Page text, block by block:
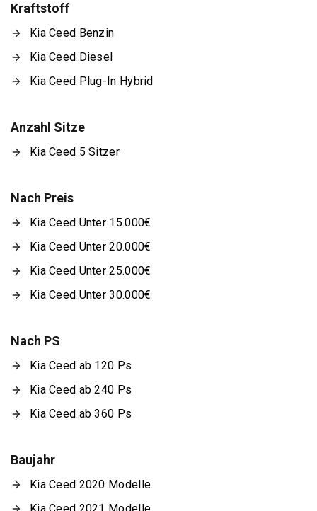
Kraftstoff
Kia Ceed Benzin
Kia Ceed Diesel
Kia Ceed Plug-In Hybrid
Anzahl Sitze
Kia Ceed 5 Sitzer
Nach Preis
Kia Ceed Unter 15.000€
Kia Ceed Unter 20.000€
Kia Ceed Unter 25.000€
Kia Ceed Unter 30.000€
Nach PS
Kia Ceed ab 120 Ps
Kia Ceed ab 240 Ps
Kia Ceed ab 360 Ps
Baujahr
Kia Ceed 2020 Modelle